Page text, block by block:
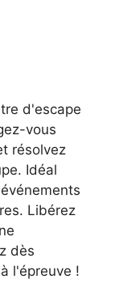
d'escape
vous
résolvez
Idéal
Libérez
dès
l'épreuve !